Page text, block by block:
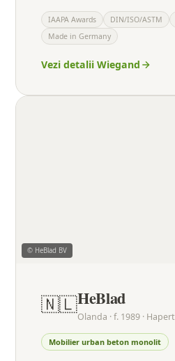
IAAPA Awards DIN/ISO/ASTM
Made in Germany
Vezi detalii Wiegand
© HeBlad BV
🇳🇱HeBlad
Olanda · f. 1989 · Hapert
Mobilier urban beton monolit